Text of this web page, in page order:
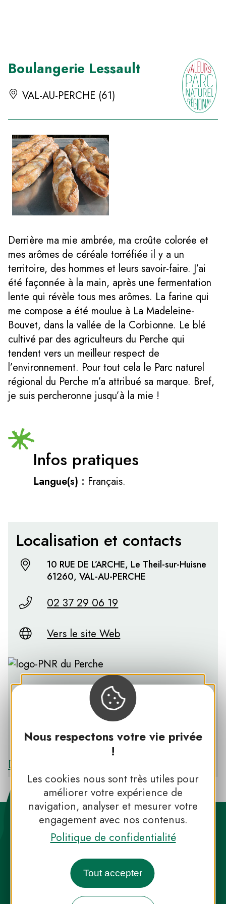
Nous respectons votre vie privée
!
Les cookies nous sont très utiles pour
améliorer votre expérience de
navigation, analyser et mesurer votre
engagement avec nos contenus.
Politique de confidentialité
Tout accepter
Boulangerie Lessault
VAL-AU-PERCHE (61)
Derrière ma mie ambrée, ma croûte colorée et
mes arômes de céréale torréfiée il y a un
territoire, des hommes et leurs savoir-faire. J’ai
été façonnée à la main, après une fermentation
lente qui révèle tous mes arômes. La farine qui
me compose a été moulue à La Madeleine-
Bouvet, dans la vallée de la Corbionne. Le blé
cultivé par des agriculteurs du Perche qui
tendent vers un meilleur respect de
l’environnement. Pour tout cela le Parc naturel
régional du Perche m’a attribué sa marque. Bref,
je suis percheronne jusqu’à la mie !
Infos pratiques
Langue(s) : Français.
Localisation et contacts
10 RUE DE L’ARCHE, Le Theil-sur-Huisne
61260, VAL-AU-PERCHE
02 37 29 06 19
Vers le site Web
PNR DU PERCHE
Découvrir le PNR DU PERCHE
Destination Parcs, de l’inspiration en
toute saison